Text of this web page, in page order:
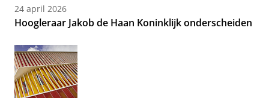
24 april 2026
Hoogleraar Jakob de Haan Koninklijk onderscheiden